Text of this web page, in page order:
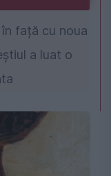
față cu noua
a luat o